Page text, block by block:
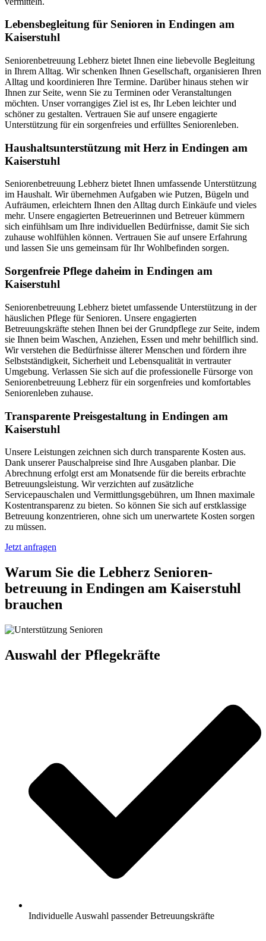
Lebensbegleitung für Senioren in Endingen am
Kaiserstuhl
Seniorenbetreuung Lebherz bietet Ihnen eine liebevolle Begleitung
in Ihrem Alltag. Wir schenken Ihnen Gesellschaft, organisieren Ihren
Alltag und koordinieren Ihre Termine. Darüber hinaus stehen wir
Ihnen zur Seite, wenn Sie zu Terminen oder Veranstaltungen
möchten. Unser vorrangiges Ziel ist es, Ihr Leben leichter und
schöner zu gestalten. Vertrauen Sie auf unsere engagierte
Unterstützung für ein sorgenfreies und erfülltes Seniorenleben.
Haushalts­unterstützung mit Herz in Endingen am
Kaiserstuhl
Seniorenbetreuung Lebherz bietet Ihnen umfassende Unterstützung
im Haushalt. Wir übernehmen Aufgaben wie Putzen, Bügeln und
Aufräumen, erleichtern Ihnen den Alltag durch Einkäufe und vieles
mehr. Unsere engagierten Betreuerinnen und Betreuer kümmern
sich einfühlsam um Ihre individuellen Bedürfnisse, damit Sie sich
zuhause wohlfühlen können. Vertrauen Sie auf unsere Erfahrung
und lassen Sie uns gemeinsam für Ihr Wohlbefinden sorgen.
Sorgenfreie Pflege daheim in Endingen am
Kaiserstuhl
Seniorenbetreuung Lebherz bietet umfassende Unterstützung in der
häuslichen Pflege für Senioren. Unsere engagierten
Betreuungskräfte stehen Ihnen bei der Grundpflege zur Seite, indem
sie Ihnen beim Waschen, Anziehen, Essen und mehr behilflich sind.
Wir verstehen die Bedürfnisse älterer Menschen und fördern ihre
Selbstständigkeit, Sicherheit und Lebensqualität in vertrauter
Umgebung. Verlassen Sie sich auf die professionelle Fürsorge von
Seniorenbetreuung Lebherz für ein sorgenfreies und komfortables
Seniorenleben zuhause.
Transparente Preisgestaltung in Endingen am
Kaiserstuhl
Unsere Leistungen zeichnen sich durch transparente Kosten aus.
Dank unserer Pauschalpreise sind Ihre Ausgaben planbar. Die
Abrechnung erfolgt erst am Monatsende für die bereits erbrachte
Betreuungsleistung. Wir verzichten auf zusätzliche
Servicepauschalen und Vermittlungsgebühren, um Ihnen maximale
Kostentransparenz zu bieten. So können Sie sich auf erstklassige
Betreuung konzentrieren, ohne sich um unerwartete Kosten sorgen
zu müssen.
Jetzt anfragen
Warum Sie die Lebherz Senioren­
betreuung in Endingen am Kaiserstuhl
brauchen
Auswahl der Pflegekräfte
Individuelle Auswahl passender Betreuungskräfte